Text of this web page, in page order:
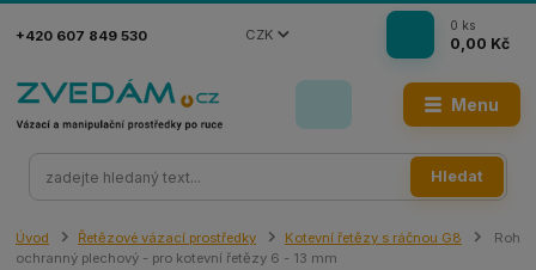
Menu
CZK
Hledat
+420 607 849 530
0 ks
0,00 Kč
Úvod Řetězové vázací prostředky Kotevní řetězy s ráčnou G8
Roh
ochranný plechový - pro kotevní řetězy 6 - 13 mm